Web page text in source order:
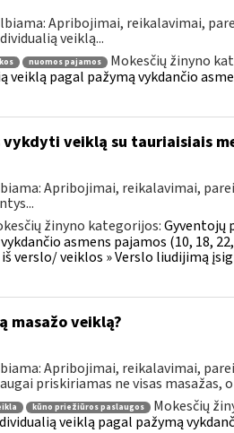
Apribojimai, reikalavimai,
veiklą...
nuomos pajamos Mokesčių žinyno
pagal pažymą vykdančio
veiklą su tauriaisiais
Apribojimai, reikalavimai,
žinyno kategorijos:Gyventojų
asmens pajamos (10, 18,
verslo/ veiklos » Verslo liudijimą
veiklą?
Apribojimai, reikalavimai,
priskiriamas ne visas masažas,
kūno priežiūros paslaugos Mokesčių
veiklą pagal pažymą